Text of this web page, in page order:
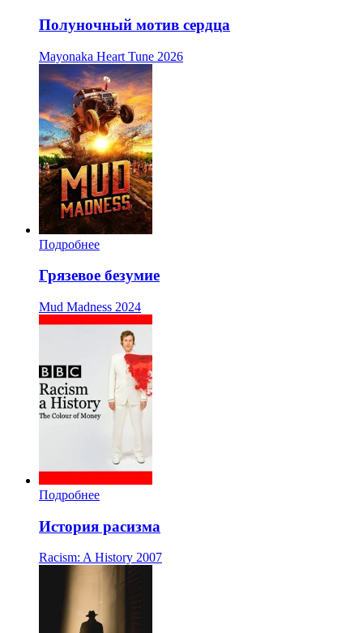
Полуночный мотив сердца
Mayonaka Heart Tune 2026
Подробнее
Грязевое безумие
Mud Madness 2024
Подробнее
История расизма
Racism: A History 2007